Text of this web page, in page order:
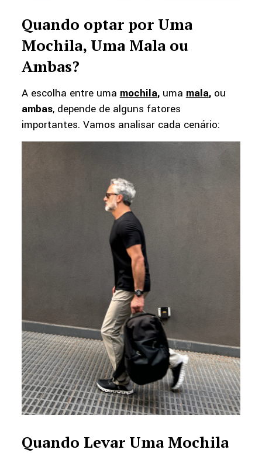
Quando optar por Uma
Mochila, Uma Mala ou
Ambas?
A escolha entre umamochila,umamala, ou
ambas, depende de alguns fatores
importantes. Vamos analisar cada cenário:
Quando Levar Uma Mochila